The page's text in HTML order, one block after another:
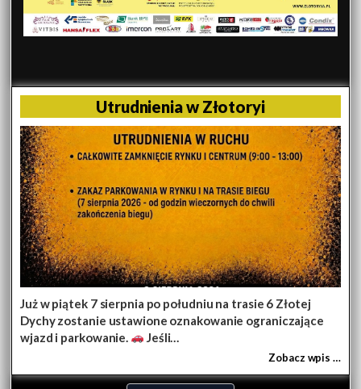
Utrudnienia w Złotoryi
Już w piątek 7 sierpnia po południu na trasie 6 Złotej
Dychy zostanie ustawione oznakowanie ograniczające
wjazd i parkowanie.
Jeśli…
Zobacz wpis …